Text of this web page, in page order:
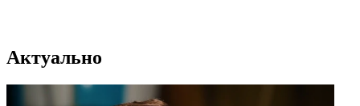
Актуально